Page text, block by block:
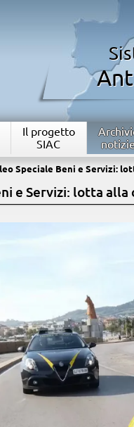
Il progetto
SIAC
Speciale Beni e Servizi:
e Servizi: lotta